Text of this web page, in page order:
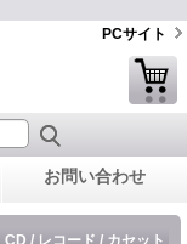
PCサイト
お問い合わせ
CD / レコード / カセット